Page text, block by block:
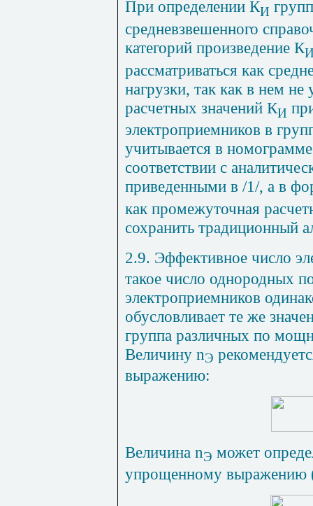
При определении КИ
средневзвешенного
категорий произведение К
рассматриваться как
нагрузки, так как в нем
расчетных значений КИ
электроприемников в
учитывается в
соответствии с
приведенными в /1/, а в
как промежуточная
сохранить традиционный
2.9. Эффективное число
такое число однородных
электроприемников
обусловливает те же
группа различных по
Величину nЭ
выражению:
Величина nЭ может
упрощенному выражению